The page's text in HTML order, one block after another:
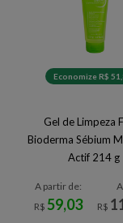
Economize R$
Gel de Limpeza
Bioderma Sébium
Actif 214 g
A partir de:
R$ 59,03
R$